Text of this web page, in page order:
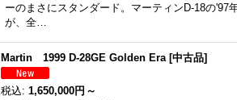
ーのまさにスタンダード。マーティンD-18の
が、全…
Martin 1999 D-28GE Golden Era [中古品]
税込: 1,650,000円 ～